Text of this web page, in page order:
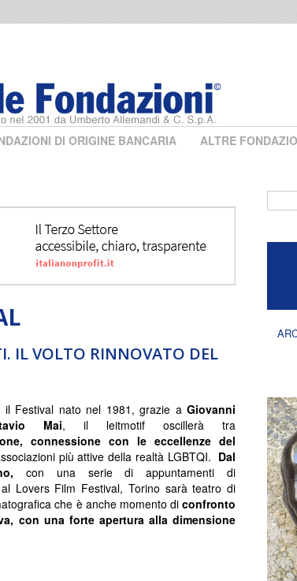
DI ORIGINE BANCARIA ALTRE
IL VOLTO RINNOVATO DEL
il Festival nato nel 1981, grazie a Giovanni
Mai, il leitmotif oscillerà tra
connessione con le eccellenze del
più attive della realtà LGBTQI. Dal
con una serie di appuntamenti di
Lovers Film Festival, Torino sarà teatro di
che è anche momento di confronto
con una forte apertura alla dimensione